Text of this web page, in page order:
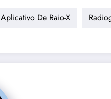
Aplicativo De Raio-X